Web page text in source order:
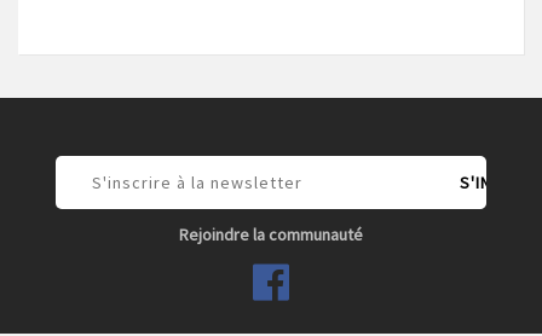
Rejoindre la communauté